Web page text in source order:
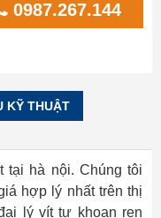
0987.267.144
KỸ THUẬT
tại hà nội. Chúng tôi
hợp lý nhất trên thị
lý vít tự khoan ren